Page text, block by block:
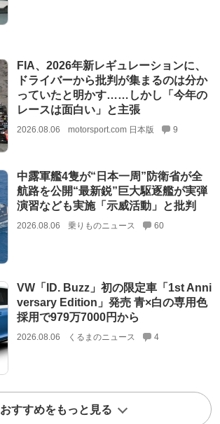
FIA、2026年新レギュレーションに、
ドライバーから批判が集まるのは分か
っていたと明かす……しかし「今年の
レースは面白い」と主張
2026.08.06 motorsport.com 日本版 9
中露軍艦4隻が“日本一周”防衛省が全
航路を公開“最新鋭”巨大駆逐艦が実弾
演習なども実施「示威活動」と批判
2026.08.06 乗りものニュース 60
VW「ID. Buzz」初の限定車「1st Anni
versary Edition」発売 青×白の専用色
採用で979万7000円から
2026.08.06 くるまのニュース 4
おすすめをもっと見る